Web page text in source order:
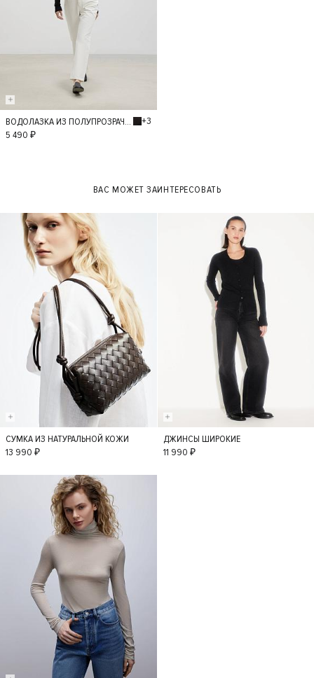
M
ВОДОЛАЗКА ИЗ ПОЛУПРОЗРАЧНОГО ТРИКОТАЖА
+3
5 490 ₽
ВАС МОЖЕТ ЗАИНТЕРЕСОВАТЬ
S
СУМКА ИЗ НАТУРАЛЬНОЙ КОЖИ
13 990 ₽
36
ДЖИНСЫ ШИРОКИЕ
11 990 ₽